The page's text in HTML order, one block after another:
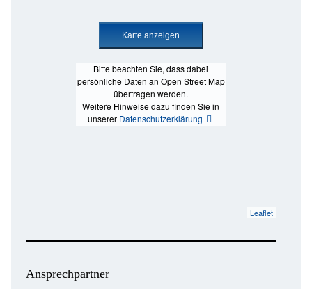
Bitte beachten Sie, dass dabei
persönliche Daten an Open Street Map
übertragen werden.
Weitere Hinweise dazu finden Sie in
unserer Datenschutzerklärung
Leaflet
Ansprechpartner